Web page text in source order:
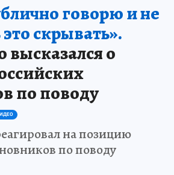
говорю и не
скрывать».
о
по поводу
на позицию
по поводу